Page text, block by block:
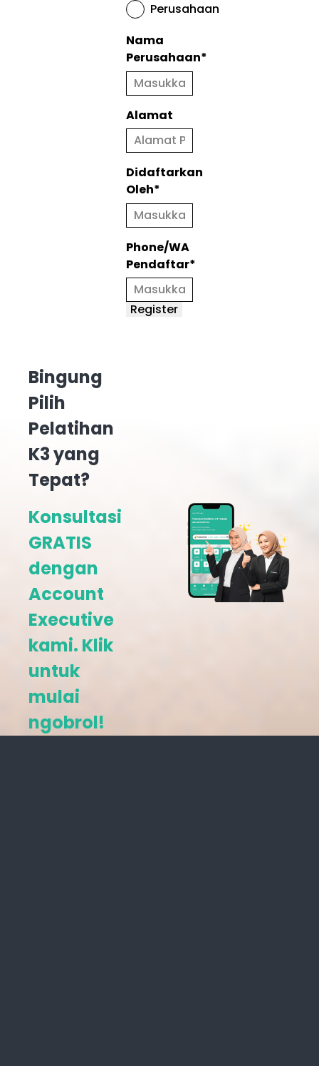
Perusahaan
Nama
Perusahaan*
Alamat
Didaftarkan
Oleh*
Phone/WA
Pendaftar*
Bingung
Pilih
Pelatihan
K3 yang
Tepat?
Konsultasi
GRATIS
dengan
Account
Executive
kami. Klik
untuk
mulai
ngobrol!